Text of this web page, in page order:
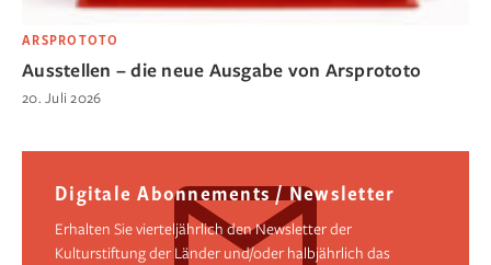
ARSPROTOTO
Ausstellen – die neue Ausgabe von Arsprototo
20. Juli 2026
Digitale Abonnements / Newsletter
Erhalten Sie vierteljährlich den Newsletter der
Kulturstiftung der Länder und/oder halbjährlich das